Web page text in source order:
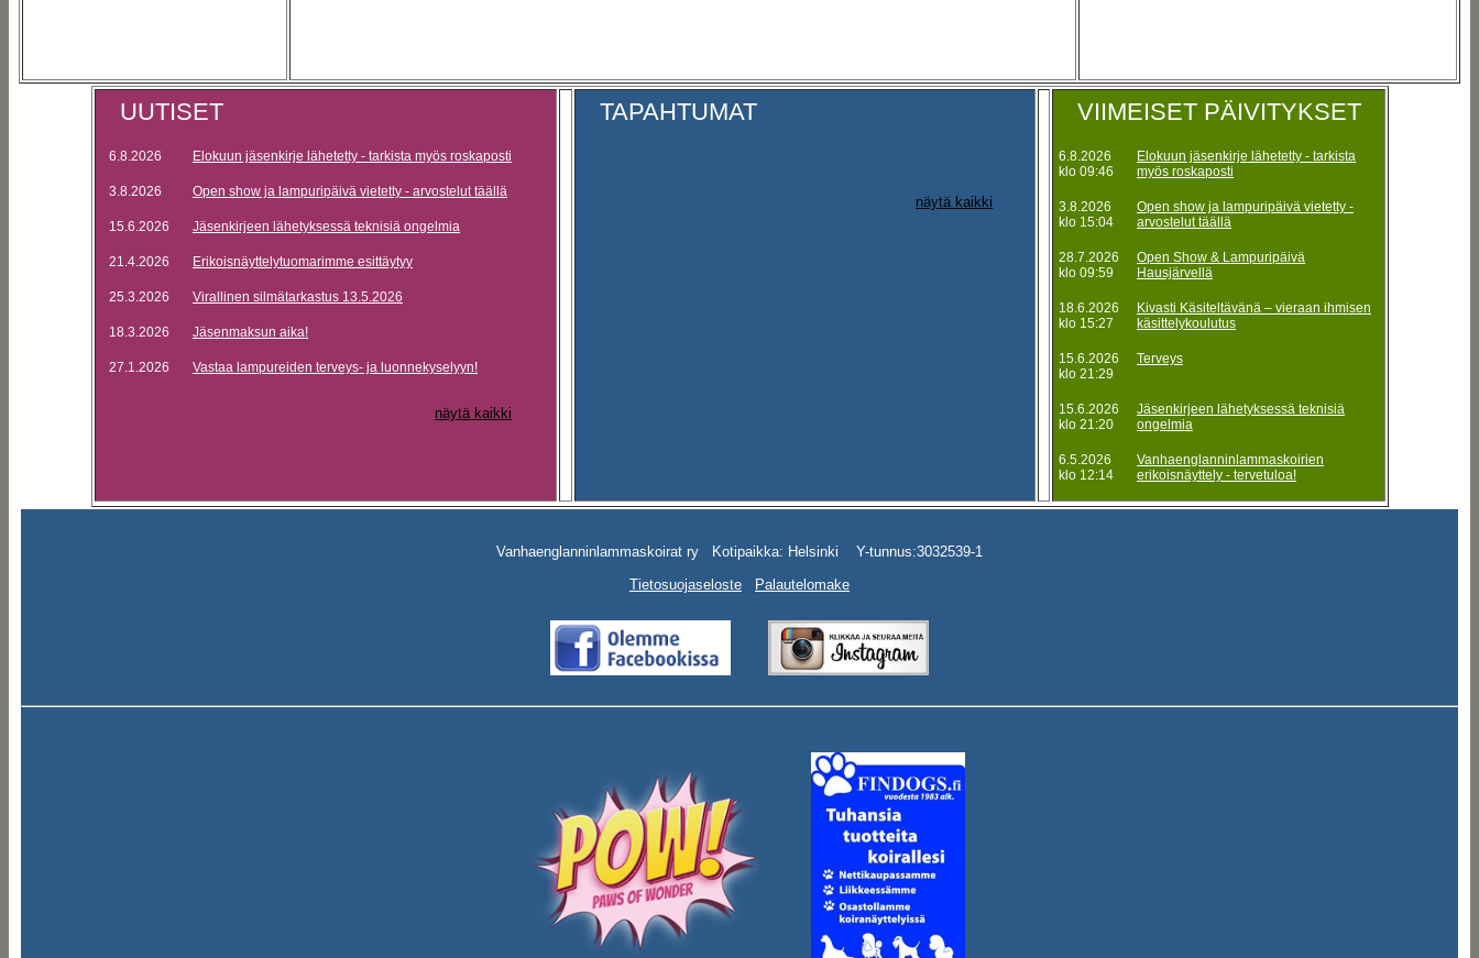
UUTISET
6.8.2026 Elokuun jäsenkirje lähetetty - tarkista myös roskaposti
3.8.2026 Open show ja lampuripäivä vietetty - arvostelut täällä
15.6.2026 Jäsenkirjeen lähetyksessä teknisiä ongelmia
21.4.2026 Erikoisnäyttelytuomarimme esittäytyy
25.3.2026 Virallinen silmätarkastus 13.5.2026
18.3.2026 Jäsenmaksun aika!
27.1.2026 Vastaa lampureiden terveys- ja luonnekyselyyn!
näytä kaikki
TAPAHTUMAT
näytä kaikki
VIIMEISET PÄIVITYKSET
6.8.2026
klo 09:46
Elokuun jäsenkirje lähetetty - tarkista
myös roskaposti
3.8.2026
klo 15:04
Open show ja lampuripäivä vietetty -
arvostelut täällä
28.7.2026
klo 09:59
Open Show & Lampuripäivä
Hausjärvellä
18.6.2026
klo 15:27
Kivasti Käsiteltävänä – vieraan ihmisen
käsittelykoulutus
15.6.2026
klo 21:29
Terveys
15.6.2026
klo 21:20
Jäsenkirjeen lähetyksessä teknisiä
ongelmia
6.5.2026
klo 12:14
Vanhaenglanninlammaskoirien
erikoisnäyttely - tervetuloa!
Vanhaenglanninlammaskoirat ry Kotipaikka: Helsinki Y-tunnus:3032539-1
Tietosuojaseloste
Palautelomake